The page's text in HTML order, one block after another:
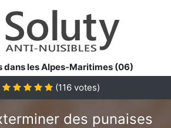
dans les Alpes-Maritimes (06)
(116 votes)
des punaises